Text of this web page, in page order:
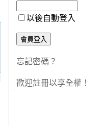
以後自動登入
忘記密碼？
歡迎註冊以享全權！